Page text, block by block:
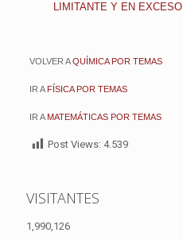
LIMITANTE Y EN EXCESO
VOLVER AQUÍMICA POR TEMAS
IR A FÍSICA POR TEMAS
IR A MATEMÁTICAS POR TEMAS
Post Views: 4.539
VISITANTES
1,990,126